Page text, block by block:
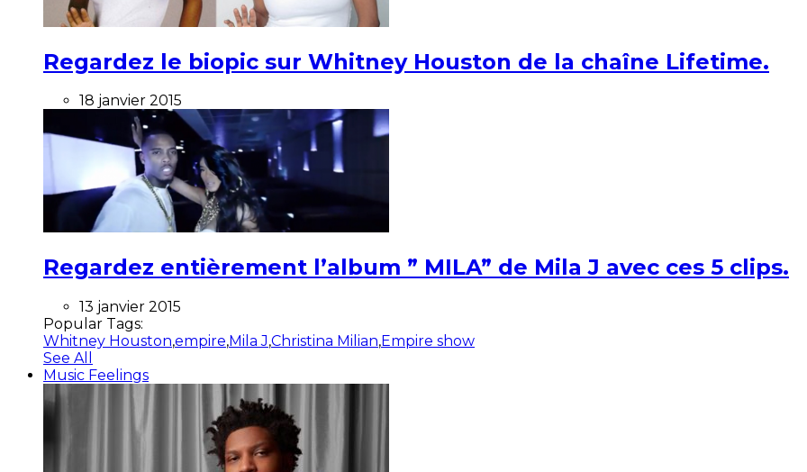
Regardez le biopic sur Whitney Houston de la chaîne Lifetime.
18 janvier 2015
Regardez entièrement l’album ” MILA” de Mila J avec ces 5 clips.
13 janvier 2015
Popular Tags:
Whitney Houston,empire,Mila J,Christina Milian,Empire show
See All
Music Feelings